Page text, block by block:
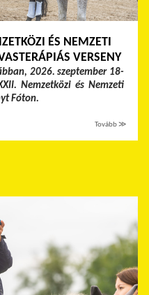
ÉS NEMZETI
VERSENY
2026. szeptember 18-
Nemzetközi és Nemzeti
Fóton.
Tovább ≫